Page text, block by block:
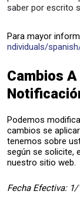
saber por escrito
Para mayor
ndividuals/
Cambios
Podemos
cambios se
tenemos sobre
según se solicite,
nuestro sitio web.
Fecha Efectiva: